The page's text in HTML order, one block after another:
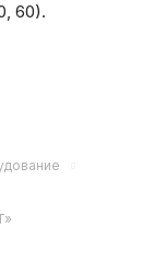
60).